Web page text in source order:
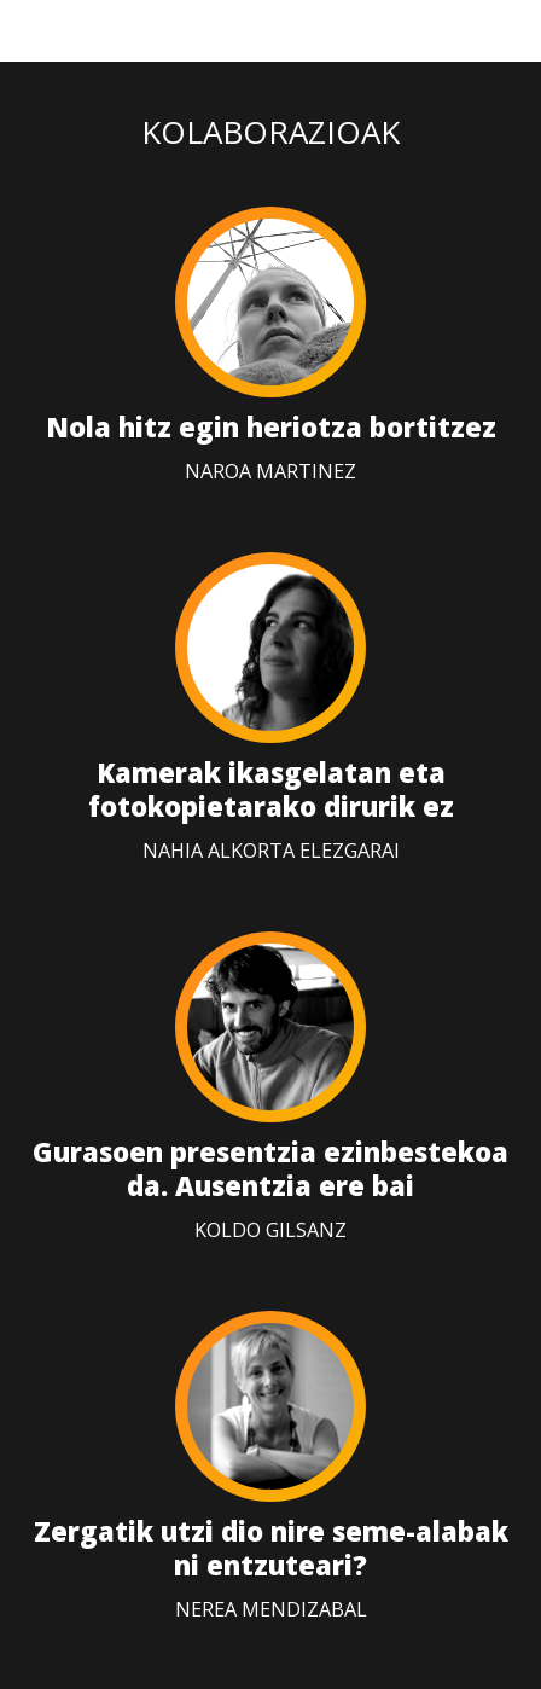
KOLABORAZIOAK
Nola hitz egin heriotza bortitzez
NAROA MARTINEZ
Kamerak ikasgelatan eta
fotokopietarako dirurik ez
NAHIA ALKORTA ELEZGARAI
Gurasoen presentzia ezinbestekoa
da. Ausentzia ere bai
KOLDO GILSANZ
Zergatik utzi dio nire seme-alabak
ni entzuteari?
NEREA MENDIZABAL